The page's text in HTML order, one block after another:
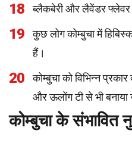
18 ब्लैकबेरी और लैवेंडर फ्लेवर
19
कुछ लोग कोम्बुचा में
हैं।
20
कोम्बुचा को विभिन्न
और ऊलोंग टी से भी
कोम्बुचा के संभावित